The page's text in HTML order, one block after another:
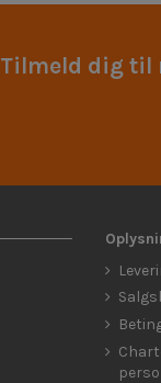
Tilmeld dig til